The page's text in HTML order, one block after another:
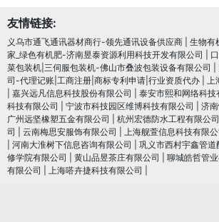
友情链接:
义乌市通飞通讯器材商行-领先通讯设备供应商
生物有
家_绿色有机肥-济南昱泰资源利用科技开发有限公司
菜包装机|三伺服包装机-佛山市叠波包装设备有限公司
司-代理记账|工商注册|商标专利申请|行业资质代办
嘉兴远凡信息科技股份有限公司 泰安市熙和网络科技
科技有限公司
宁波市科技园区维博科技有限公司 济
广州远坚橡塑五金有限公司
杭州宏德防水工程有限公司
司
云南梅思安服饰有限公司 上海舰萱信息科技有限公
河南大淮树下信息咨询有限公司 巩义市西村宇鑫管道
修学院有限公司
黄山品昱茶庄有限公司 聊城皓哲管
有限公司
上海嗒卉捷科技有限公司